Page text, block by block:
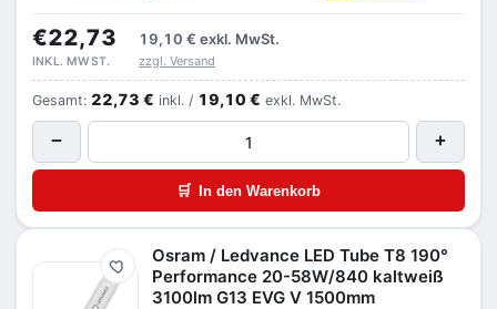
€22,73 19,10 € exkl. MwSt.
INKL. MWST. zzgl. Versand
Gesamt: 22,73 € inkl. / 19,10 € exkl. MwSt.
− +
🛒 In den Warenkorb
Merken
Osram / Ledvance LED Tube T8 190°
Performance 20-58W/840 kaltweiß
3100lm G13 EVG V 1500mm